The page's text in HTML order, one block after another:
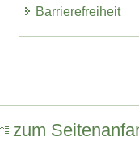
Barrierefreiheit
zum